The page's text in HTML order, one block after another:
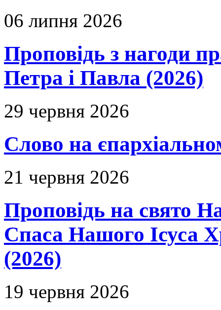
06 липня 2026
Проповідь з нагоди
Петра і Павла (2026)
29 червня 2026
Слово на
21 червня 2026
Проповідь на свято
Спаса Нашого Ісуса
(2026)
19 червня 2026